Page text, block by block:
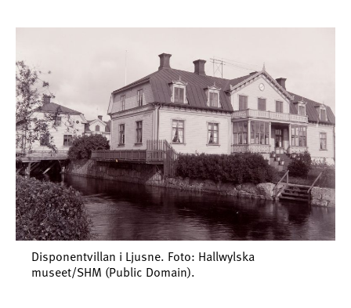
Disponentvillan i Ljusne. Foto: Hallwylska
museet/SHM (Public Domain).